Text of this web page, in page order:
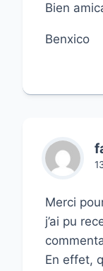
Bien
Benxico
Merci
j’ai pu
En effet,